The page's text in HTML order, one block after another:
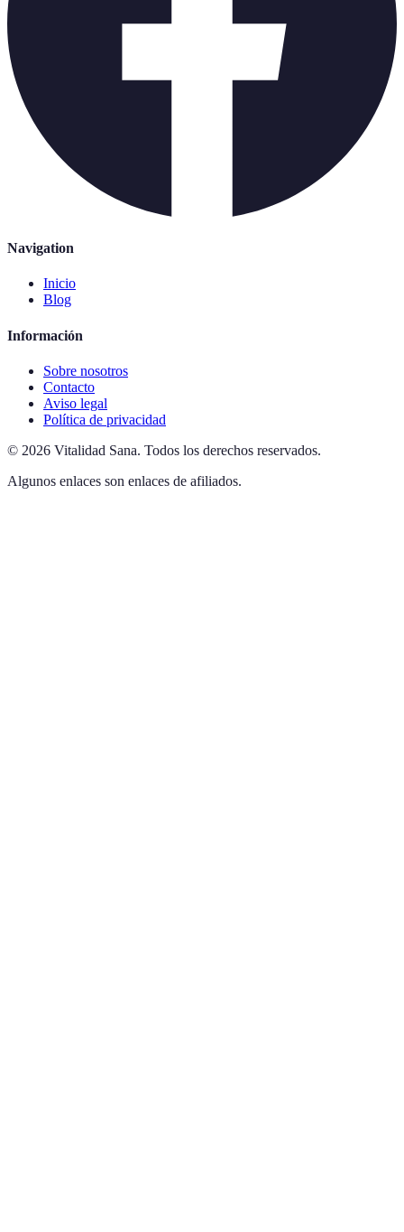
Navigation
Inicio
Blog
Información
Sobre nosotros
Contacto
Aviso legal
Política de privacidad
© 2026 Vitalidad Sana. Todos los derechos reservados.
Algunos enlaces son enlaces de afiliados.